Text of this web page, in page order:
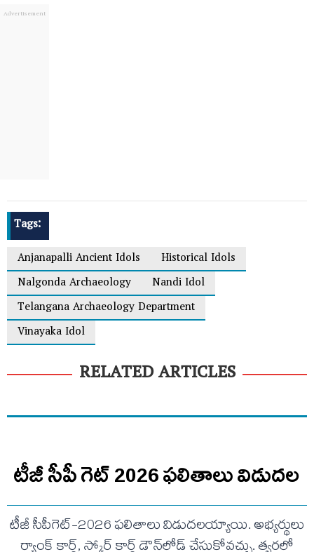
Tags:
Anjanapalli Ancient Idols
Historical Idols
Nalgonda Archaeology
Nandi Idol
Telangana Archaeology Department
Vinayaka Idol
RELATED ARTICLES
టీజీ సీపీ గెట్ 2026 ఫలితాలు విడుదల
టీజీ సీపీగెట్-2026 ఫలితాలు విడుదలయ్యాయి. అభ్యర్థులు